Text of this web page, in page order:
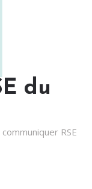
du
RSE